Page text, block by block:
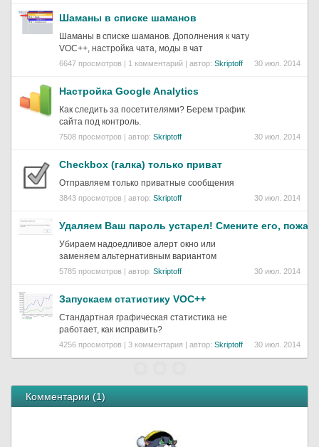
Шаманы в списке шаманов
Шаманы в списке шаманов. Дополнения к чату
VOC++, настройка чата, моды в чат
6647 просмотров | 1 комментарий | автор: Skriptoff 30 июл. 2014
Настройка Google Analytics
Как следить за посетителями? Берем трафик
сайта под контроль.
7508 просмотров | автор: Skriptoff 30 июл. 2014
Checkbox (галка) только приват
Отправляем только приватные сообщения
3843 просмотров | автор: Skriptoff 30 июл. 2014
Удаляем Ваш пароль устарел! Смените его,
Убираем надоедливое алерт окно или
заменяем альтернативным вариантом
5785 просмотров | автор: Skriptoff 30 июл. 2014
Запускаем статистику VOC++
Стандартная графическая статистика не
работает, как исправить?
4256 просмотров | 3 комментария | автор: Skriptoff 30 июл. 2014
Комментарии (1)